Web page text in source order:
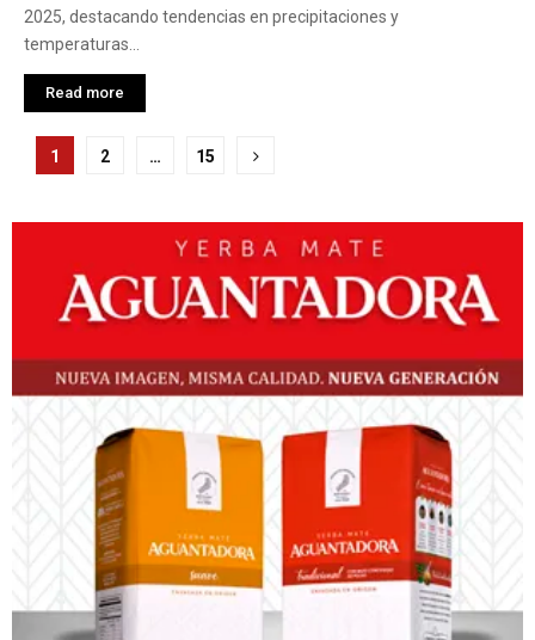
2025, destacando tendencias en precipitaciones y
temperaturas...
Read more
Paginación
entradas
1 2 … 15